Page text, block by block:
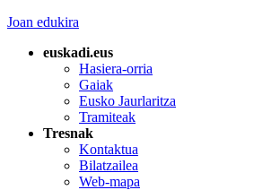
Joan edukira
euskadi.eus
Hasiera-orria
Gaiak
Eusko Jaurlaritza
Tramiteak
Tresnak
Kontaktua
Bilatzailea
Web-mapa